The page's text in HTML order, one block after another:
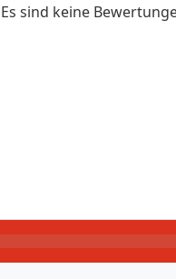
Es sind keine